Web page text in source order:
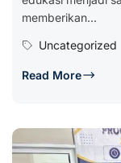
memberikan...
Uncategorized
Read More